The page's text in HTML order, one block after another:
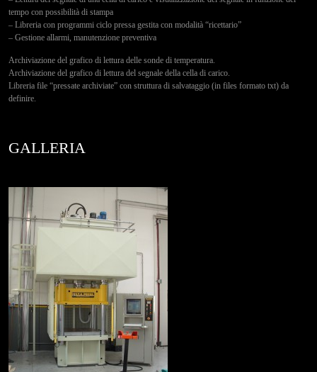
tempo con possibilità di stampa
– Libreria con programmi ciclo pressa gestita con modalità “ricettario”
– Gestione allarmi, manutenzione preventiva
Archiviazione del grafico di lettura delle sonde di temperatura.
Archiviazione del grafico di lettura del segnale della cella di carico.
Libreria file “pressate archiviate” con struttura di salvataggio (in files formato txt) da
definire.
GALLERIA